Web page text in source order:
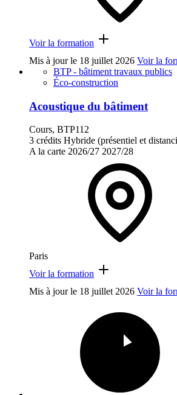
Voir la formation
Mis à jour le 18 juillet 2026 Voir la
BTP - bâtiment travaux publics
Éco-construction
Acoustique du bâtiment
Cours, BTP112
3 crédits Hybride (présentiel et
A la carte 2026/27 2027/28
Paris
Voir la formation
Mis à jour le 18 juillet 2026 Voir la